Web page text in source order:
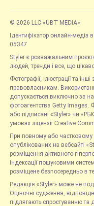
© 2026 LLC «UBT MEDIA»
Ідентифікатор онлайн-медіа
05347
Styler є розважальним
людей, тренди і все, що
Фотографії, ілюстрації та
правовласникам.
допускається виключно за
фотоагентства Getty Images.
або підписані «Styler» чи
умовах ліцензії Creative
При повному або частковому
опублікованих на вебсайті
розміщення активного
індексації пошуковими
розміщене безпосередньо в
Редакція «Styler» може не
Оціночні судження,
підлягають спростуванню та